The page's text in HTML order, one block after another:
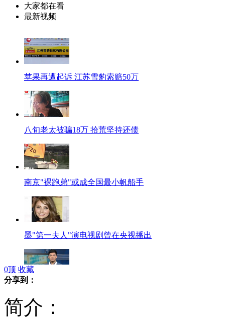
大家都在看
最新视频
苹果再遭起诉 江苏雪豹索赔50万
八旬老太被骗18万 拾荒坚持还债
南京"裸跑弟"或成全国最小帆船手
墨"第一夫人"演电视剧曾在央视播出
0顶 收藏
分享到：
简介：